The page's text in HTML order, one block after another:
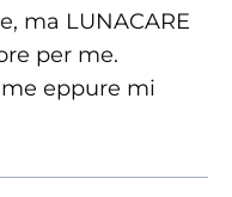
ma LUNACARE
per me.
eppure mi